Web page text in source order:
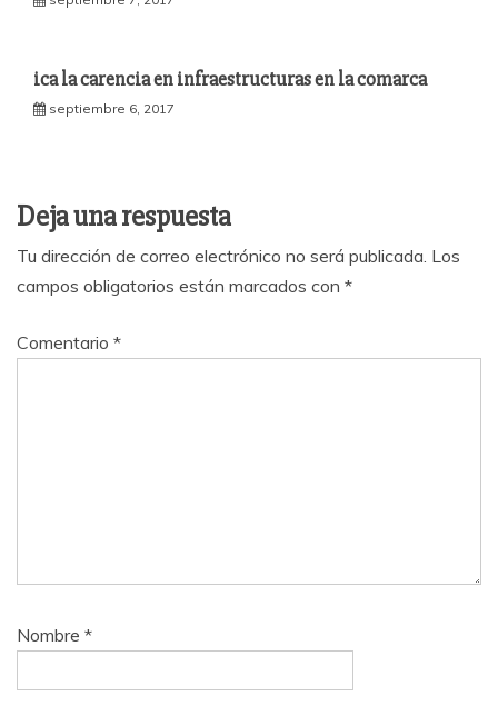
ica la carencia en infraestructuras en la comarca
septiembre 6, 2017
Deja una respuesta
Tu dirección de correo electrónico no será publicada. Los
campos obligatorios están marcados con *
Comentario *
Nombre *